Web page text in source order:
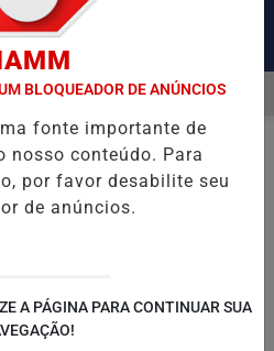
NO PÃO DE AÇÚCAR PIX PENSÃO
MENU
BOA ESPORTE
EUROPA
BLOQUEADOR DE ANÚNCIOS
fonte importante de
nosso conteúdo. Para
por favor desabilite seu
de anúncios.
A PÁGINA PARA CONTINUAR SUA